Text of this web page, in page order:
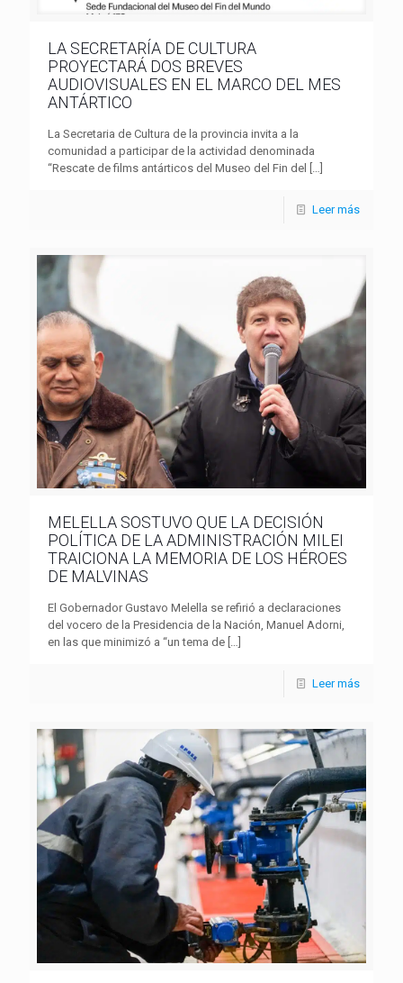
LA SECRETARÍA DE CULTURA
PROYECTARÁ DOS BREVES
AUDIOVISUALES EN EL MARCO DEL MES
ANTÁRTICO
La Secretaria de Cultura de la provincia invita a la
comunidad a participar de la actividad denominada
“Rescate de films antárticos del Museo del Fin del […]
Leer más
MELELLA SOSTUVO QUE LA DECISIÓN
POLÍTICA DE LA ADMINISTRACIÓN MILEI
TRAICIONA LA MEMORIA DE LOS HÉROES
DE MALVINAS
El Gobernador Gustavo Melella se refirió a declaraciones
del vocero de la Presidencia de la Nación, Manuel Adorni,
en las que minimizó a “un tema de […]
Leer más